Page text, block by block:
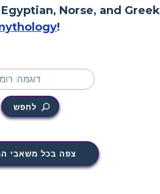
Norse, and Greek
!
לחפש
צפה בכל משאבי